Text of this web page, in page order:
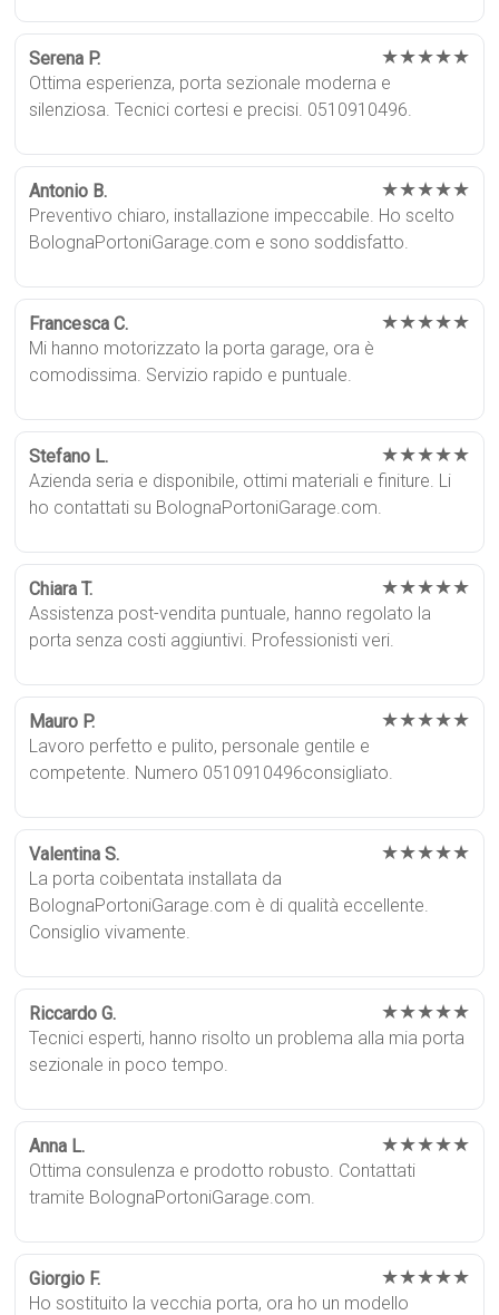
Serena P. ★★★★★
Ottima esperienza, porta sezionale moderna e
silenziosa. Tecnici cortesi e precisi. 0510910496.
Antonio B. ★★★★★
Preventivo chiaro, installazione impeccabile. Ho scelto
BolognaPortoniGarage.com e sono soddisfatto.
Francesca C. ★★★★★
Mi hanno motorizzato la porta garage, ora è
comodissima. Servizio rapido e puntuale.
Stefano L. ★★★★★
Azienda seria e disponibile, ottimi materiali e finiture. Li
ho contattati su BolognaPortoniGarage.com.
Chiara T. ★★★★★
Assistenza post-vendita puntuale, hanno regolato la
porta senza costi aggiuntivi. Professionisti veri.
Mauro P. ★★★★★
Lavoro perfetto e pulito, personale gentile e
competente. Numero 0510910496consigliato.
Valentina S. ★★★★★
La porta coibentata installata da
BolognaPortoniGarage.com è di qualità eccellente.
Consiglio vivamente.
Riccardo G. ★★★★★
Tecnici esperti, hanno risolto un problema alla mia porta
sezionale in poco tempo.
Anna L. ★★★★★
Ottima consulenza e prodotto robusto. Contattati
tramite BolognaPortoniGarage.com.
Giorgio F. ★★★★★
Ho sostituito la vecchia porta, ora ho un modello